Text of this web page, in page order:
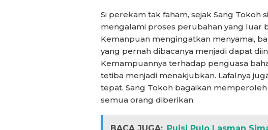
Si perekam tak faham, sejak Sang Tokoh
mengalami proses perubahan yang luar
Kemanpuan mengingatkan menyamai,
yang pernah dibacanya menjadi dapat
Kemampuannya terhadap penguasa
tetiba menjadi menakjubkan. Lafalnya
tepat. Sang Tokoh bagaikan
semua orang diberikan.